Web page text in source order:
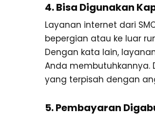
4. Bisa Digunakan
Layanan internet dari
bepergian atau ke luar
Dengan kata lain,
Anda membutuhkannya.
yang terpisah dengan
5. Pembayaran